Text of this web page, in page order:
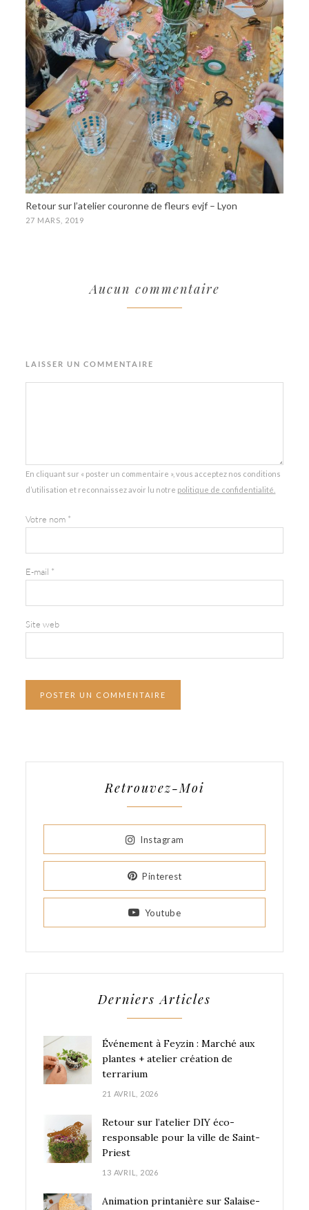
Retour sur l’atelier couronne de fleurs evjf – Lyon
27 MARS, 2019
Aucun commentaire
LAISSER UN COMMENTAIRE
En cliquant sur « poster un commentaire », vous acceptez nos conditions
d’utilisation et reconnaissez avoir lu notre politique de confidentialité.
Votre nom *
E-mail *
Site web
Retrouvez-Moi
Instagram
Pinterest
Youtube
Derniers Articles
Événement à Feyzin : Marché aux
plantes + atelier création de
terrarium
21 AVRIL, 2026
Retour sur l’atelier DIY éco-
responsable pour la ville de Saint-
Priest
13 AVRIL, 2026
Animation printanière sur Salaise-